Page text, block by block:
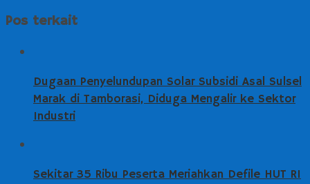
Pos terkait
Dugaan Penyelundupan Solar Subsidi Asal Sulsel
Marak di Tamborasi, Diduga Mengalir ke Sektor
Industri
Sekitar 35 Ribu Peserta Meriahkan Defile HUT RI